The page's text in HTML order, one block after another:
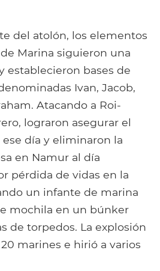
del atolón, los elementos
Marina siguieron una
establecieron bases de
Ivan, Jacob,
Atacando a Roi-
lograron asegurar el
día y eliminaron la
en Namur al día
pérdida de vidas en la
un infante de marina
mochila en un búnker
de torpedos. La explosión
marines e hirió a varios